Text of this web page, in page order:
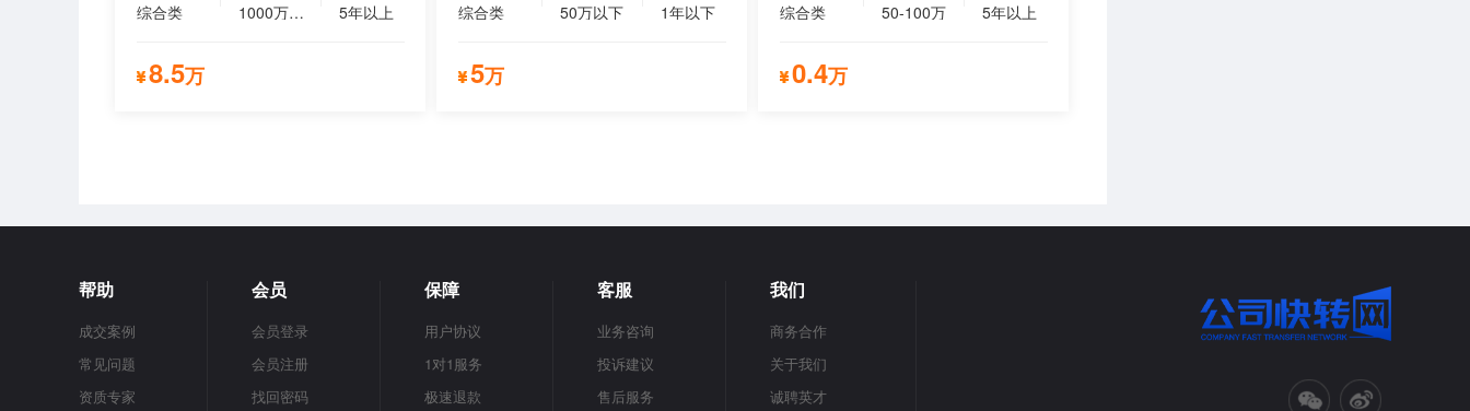
综合类 1000万以上 5年以上
8.5万
综合类 50万以下 1年以下
5万
综合类 50-100万 5年以上
0.4万
帮助
成交案例
常见问题
资质专家
会员
会员登录
会员注册
找回密码
保障
用户协议
1对1服务
极速退款
客服
业务咨询
投诉建议
售后服务
我们
商务合作
关于我们
诚聘英才